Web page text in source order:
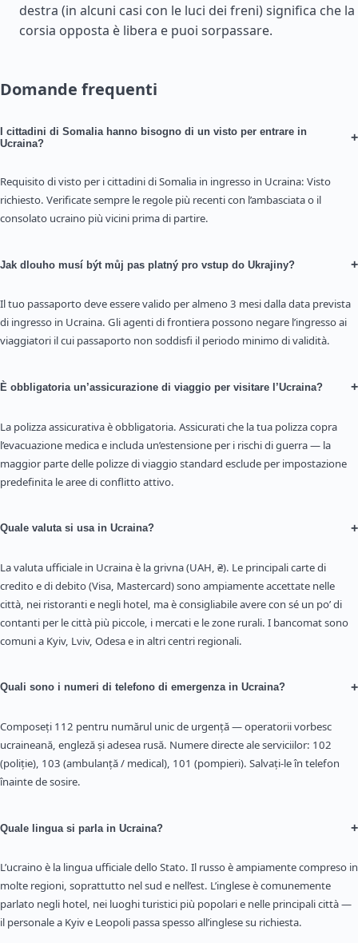
destra (in alcuni casi con le luci dei freni) significa che la
corsia opposta è libera e puoi sorpassare.
Domande frequenti
I cittadini di Somalia hanno bisogno di un visto per entrare in
Ucraina?
+
Requisito di visto per i cittadini di Somalia in ingresso in Ucraina: Visto
richiesto. Verificate sempre le regole più recenti con l’ambasciata o il
consolato ucraino più vicini prima di partire.
Jak dlouho musí být můj pas platný pro vstup do Ukrajiny? +
Il tuo passaporto deve essere valido per almeno 3 mesi dalla data prevista
di ingresso in Ucraina. Gli agenti di frontiera possono negare l’ingresso ai
viaggiatori il cui passaporto non soddisfi il periodo minimo di validità.
È obbligatoria un’assicurazione di viaggio per visitare l’Ucraina? +
La polizza assicurativa è obbligatoria. Assicurati che la tua polizza copra
l’evacuazione medica e includa un’estensione per i rischi di guerra — la
maggior parte delle polizze di viaggio standard esclude per impostazione
predefinita le aree di conflitto attivo.
Quale valuta si usa in Ucraina? +
La valuta ufficiale in Ucraina è la grivna (UAH, ₴). Le principali carte di
credito e di debito (Visa, Mastercard) sono ampiamente accettate nelle
città, nei ristoranti e negli hotel, ma è consigliabile avere con sé un po’ di
contanti per le città più piccole, i mercati e le zone rurali. I bancomat sono
comuni a Kyiv, Lviv, Odesa e in altri centri regionali.
Quali sono i numeri di telefono di emergenza in Ucraina? +
Composeți 112 pentru numărul unic de urgență — operatorii vorbesc
ucraineană, engleză și adesea rusă. Numere directe ale serviciilor: 102
(poliție), 103 (ambulanță / medical), 101 (pompieri). Salvați-le în telefon
înainte de sosire.
Quale lingua si parla in Ucraina? +
L’ucraino è la lingua ufficiale dello Stato. Il russo è ampiamente compreso in
molte regioni, soprattutto nel sud e nell’est. L’inglese è comunemente
parlato negli hotel, nei luoghi turistici più popolari e nelle principali città —
il personale a Kyiv e Leopoli passa spesso all’inglese su richiesta.